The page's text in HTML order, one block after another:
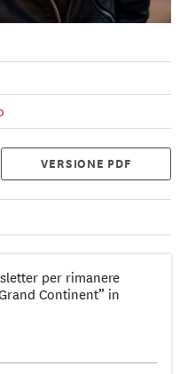
VERSIONE PDF
per rimanere
Continent” in